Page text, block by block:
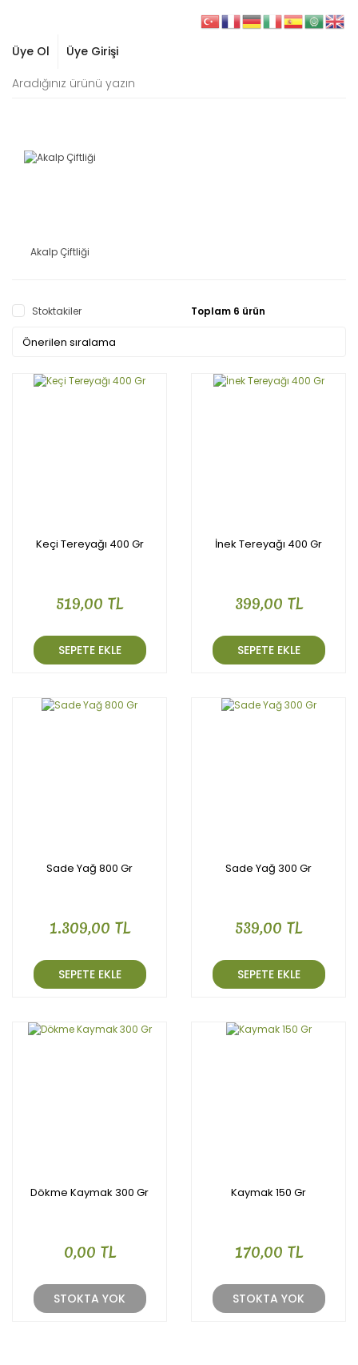
Üye Ol Üye Girişi
Akalp Çiftliği
Stoktakiler Toplam 6 ürün
Keçi Tereyağı 400 Gr
519,00 TL
SEPETE EKLE
İnek Tereyağı 400 Gr
399,00 TL
SEPETE EKLE
Sade Yağ 800 Gr
1.309,00 TL
SEPETE EKLE
Sade Yağ 300 Gr
539,00 TL
SEPETE EKLE
Dökme Kaymak 300 Gr
0,00 TL
STOKTA YOK
Kaymak 150 Gr
170,00 TL
STOKTA YOK